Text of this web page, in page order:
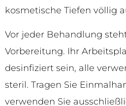
kosmetische Tiefen völlig
Vor jeder Behandlung
Vorbereitung. Ihr
desinfiziert sein, alle
steril. Tragen Sie
verwenden Sie